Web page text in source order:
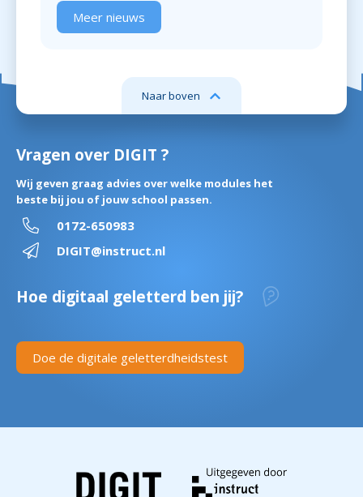
Meer nieuws
Naar boven
Vragen over DIGIT ?
Wij geven graag advies over welke modules het
beste bij jou of jouw school passen.
0172-650983
DIGIT@instruct.nl
Hoe digitaal geletterd ben jij?
Doe de digitale geletterdheidstest